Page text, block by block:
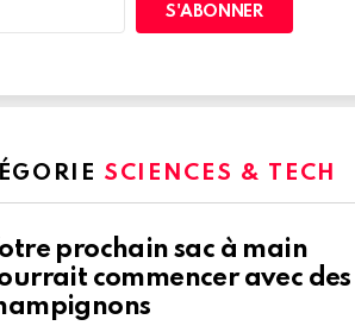
SCIENCES & TECH
prochain sac à main
commencer avec des